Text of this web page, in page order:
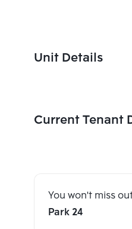
Unit Details
Current Tenant
You won't miss
Park 24